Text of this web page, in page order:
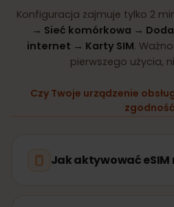
Konfiguracja zajmuje tylko 2
→ Sieć komórkowa →
internet → Karty SIM.
pierwszego użycia,
Czy Twoje urządzenie
zgodność
Jak aktywować eSIM